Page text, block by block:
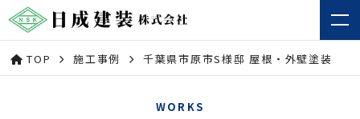
TOP 施工事例 千葉県市原市S様邸 屋根・外壁塗装
WORKS